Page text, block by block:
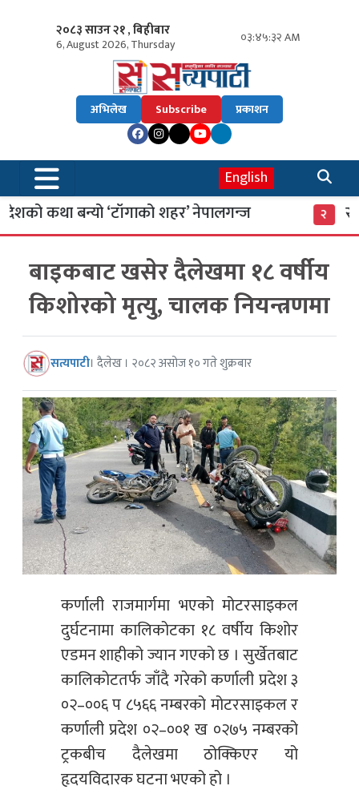
२०८३ साउन २१ , बिहीबार
6, August 2026, Thursday ०३:४५:३३ AM
अभिलेख Subscribe प्रकाशन
English
कथा बन्यो ‘टाँगाको शहर’ नेपालगन्ज
बाइकबाट खसेर दैलेखमा १८ वर्षीय
किशोरको मृत्यु, चालक नियन्त्रणमा
सत्यपाटी। दैलेख । २०८२ असोज १० गते शुक्रबार
कर्णाली राजमार्गमा भएको मोटरसाइकल
दुर्घटनामा कालिकोटका १८ वर्षीय किशोर
एडमन शाहीको ज्यान गएको छ । सुर्खेतबाट
कालिकोटतर्फ जाँदै गरेको कर्णाली प्रदेश ३
०२–००६ प ८५६६ नम्बरको मोटरसाइकल र
कर्णाली प्रदेश ०२–००१ ख ०२७५ नम्बरको
ट्रकबीच दैलेखमा ठोक्किएर यो
हृदयविदारक घटना भएको हो ।